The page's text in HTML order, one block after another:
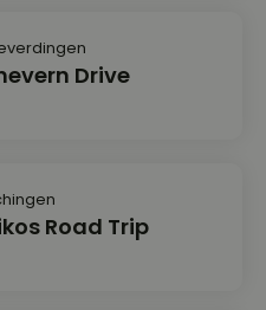
Drive
Road Trip